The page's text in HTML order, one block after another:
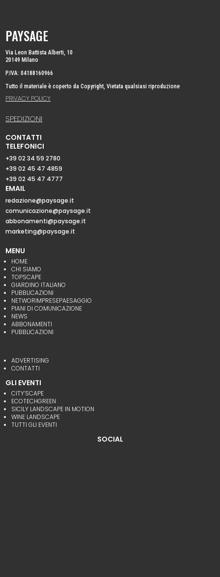
PAYSAGE
Via Leon Battista Alberti, 10
20149 Milano
P.IVA: 04188160966
Tutto il materiale è coperto da Copyright, Vietata qualsiasi riproduzione
PRIVACY POLICY
SPEDIZIONI
CONTATTI
TELEFONICI
+39 02 34 59 2780
+39 02 45 47 4859
+39 02 45 47 4777
EMAIL
redazione@paysage.it
comunicazione@paysage.it
abbonamenti@paysage.it
marketing@paysage.it
MENU
HOME
CHI SIAMO
TOPSCAPE
GIARDINO ITALIANO
PUBBLICAZIONI
NETWORIMPRESEPAESAGGIO
PIANI DI COMUNICAZIONE
NEWS
ABBONAMENTI
PUBBLICAZIONI
ADVERTISING
CONTATTI
GLI EVENTI
CITY’SCAPE
ECOTECHGREEN
SICILY LANDSCAPE IN MOTION
WINE LANDSCAPE
TUTTI GLI EVENTI
SOCIAL